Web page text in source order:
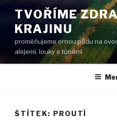
obsahu
webu
TVOŘÍME
KRAJINU
proměňujeme ornou půdu na
alejemi, louky s tůněmi
ŠTÍTEK: PROUTÍ